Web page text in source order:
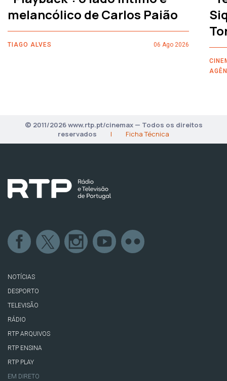
melancólico de Carlos Paião
TIAGO ALVES 06 Ago 2026
© 2011/2026 www.rtp.pt/cinemax — Todos os direitos
reservados
| Ficha Técnica
NOTÍCIAS
DESPORTO
TELEVISÃO
RÁDIO
RTP ARQUIVOS
RTP ENSINA
RTP PLAY
EM DIRETO